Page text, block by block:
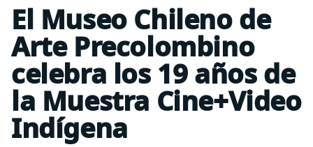
El Museo Chileno de
Arte Precolombino
celebra los 19 años de
la Muestra Cine+Video
Indígena